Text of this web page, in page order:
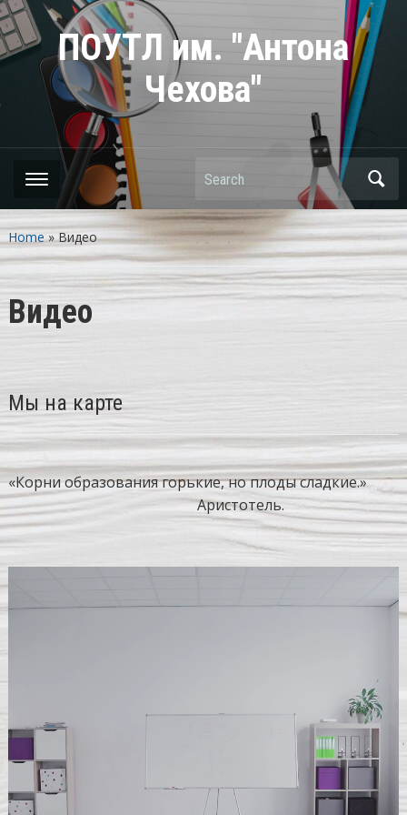
ПОУТЛ им. "Антона
Чехова"
Search
Home»Видео
Мы на карте
«Корни образования горькие, но плоды сладкие.»
Аристотель.
Видео